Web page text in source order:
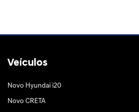
Veículos
Novo Hyundai i20
Novo CRETA